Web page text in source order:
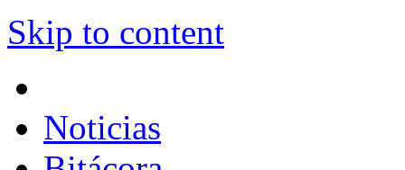
Skip to content
Noticias